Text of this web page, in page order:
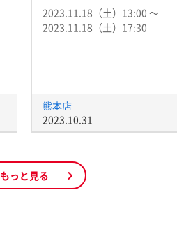
2023.11.18（土）13:00 〜
2023.11.18（土）17:30
熊本店
2023.10.31
もっと見る